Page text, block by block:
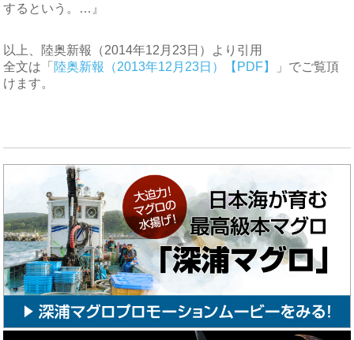
するという。…』
以上、陸奥新報（2014年12月23日）より引用
全文は「 陸奥新報（2013年12月23日）【PDF】
」でご覧頂
けます。